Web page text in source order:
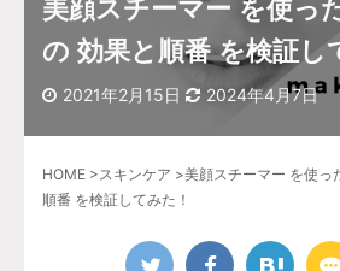
美顔スチーマー を使っ
の 効果と順番 を検証し
2021年2月15日 2024年4月7日
HOME >スキンケア >美顔スチーマー を使っ
順番 を検証してみた！